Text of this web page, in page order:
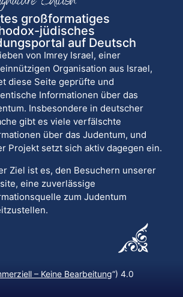
großformatiges
jüdisches
auf Deutsch
von Imrey Israel, einer
Organisation aus Israel,
diese Seite geprüfte und
Informationen über das
Insbesondere in deutscher
gibt es viele verfälschte
über das Judentum, und
Projekt setzt sich aktiv dagegen ein.
Ziel ist es, den Besuchern unserer
eine zuverlässige
zum Judentum
– Keine Bearbeitung“) 4.0